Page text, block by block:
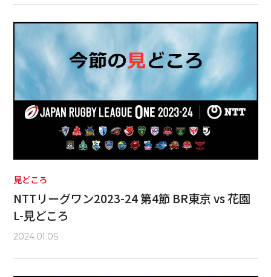
見どころ
NTTリーグワン2023-24 第4節 BR東京 vs 花園
L-見どころ
2024.01.05